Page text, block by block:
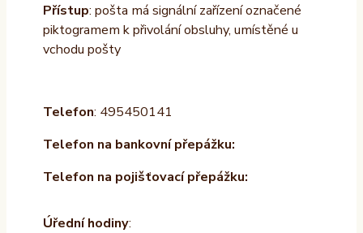
Přístup: pošta má signální zařízení označené
piktogramem k přivolání obsluhy, umístěné u
vchodu pošty
Telefon: 495450141
Telefon na bankovní přepážku:
Telefon na pojišťovací přepážku:
Úřední hodiny: